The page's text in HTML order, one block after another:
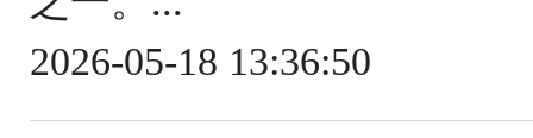
2026-05-18 13:36:50